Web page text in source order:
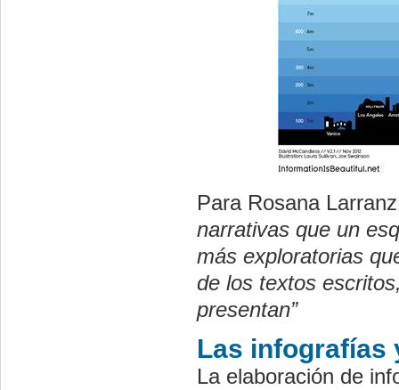
Para Rosana
narrativas que un
más exploratorias
de los textos
presentan”
Las infografías
La elaboración de